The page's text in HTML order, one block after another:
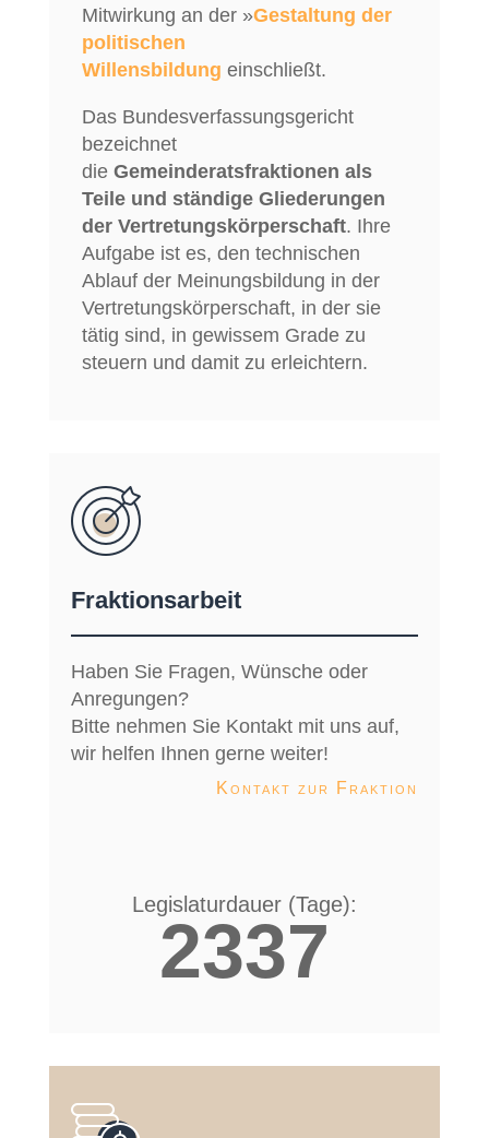
Mitwirkung an der »Gestaltung der
politischen
Willensbildung einschließt.
Das Bundesverfassungsgericht
bezeichnet
die Gemeinderatsfraktionen als
Teile und ständige Gliederungen
der Vertretungskörperschaft. Ihre
Aufgabe ist es, den technischen
Ablauf der Meinungsbildung in der
Vertretungskörperschaft, in der sie
tätig sind, in gewissem Grade zu
steuern und damit zu erleichtern.
Fraktionsarbeit
Haben Sie Fragen, Wünsche oder
Anregungen?
Bitte nehmen Sie Kontakt mit uns auf,
wir helfen Ihnen gerne weiter!
Kontakt zur Fraktion
Legislaturdauer (Tage):
2337